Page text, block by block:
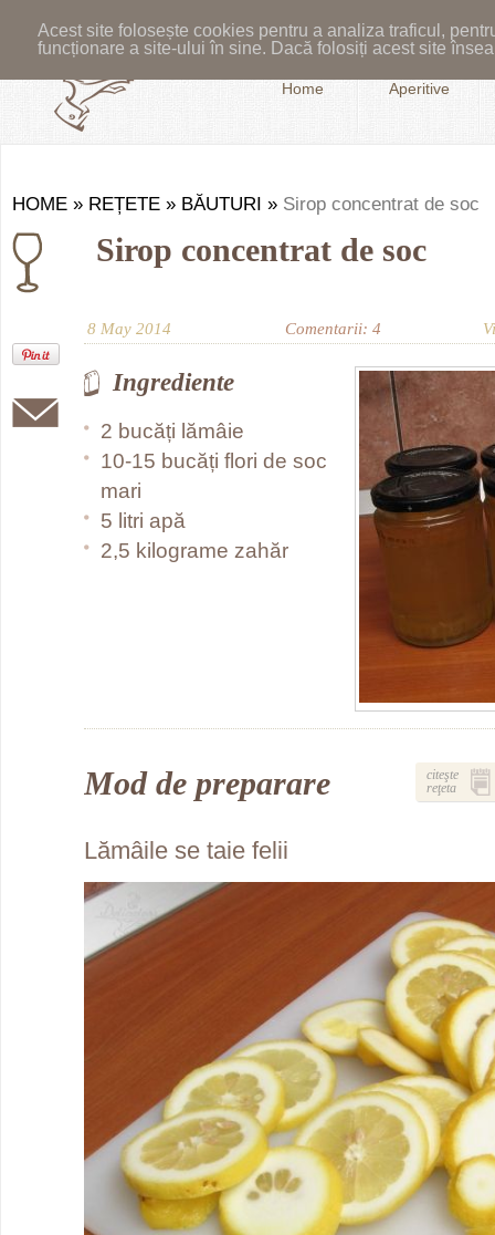
Acest site folosește cookies pentru a analiza traficul,
funcționare a site-ului în sine. Dacă folosiți acest site
Home Aperitive
HOME » REȚETE » BĂUTURI » Sirop concentrat de soc
Sirop concentrat de soc
8 May 2014 Comentarii: 4
Ingrediente
2 bucăți lămâie
10-15 bucăți flori de soc
mari
5 litri apă
2,5 kilograme zahăr
Mod de preparare
citeşte
reţeta
Lămâile se taie felii